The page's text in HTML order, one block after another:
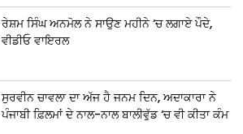
ਰੇਸ਼ਮ ਸਿੰਘ ਅਨਮੋਲ ਨੇ ਸਾਉਣ ਮਹੀਨੇ ‘ਚ ਲਗਾਏ ਪੌਦੇ,
ਵੀਡੀਓ ਵਾਇਰਲ
ਸੁਰਵੀਨ ਚਾਵਲਾ ਦਾ ਅੱਜ ਹੈ ਜਨਮ ਦਿਨ, ਅਦਾਕਾਰਾ ਨੇ
ਪੰਜਾਬੀ ਫ਼ਿਲਮਾਂ ਦੇ ਨਾਲ-ਨਾਲ ਬਾਲੀਵੁੱਡ ‘ਚ ਵੀ ਕੀਤਾ ਕੰਮ